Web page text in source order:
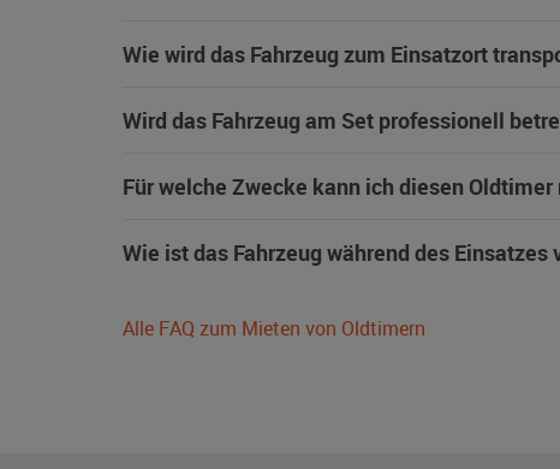
Wie wird das Fahrzeug zum Einsatzort
Wird das Fahrzeug am Set professionell
Für welche Zwecke kann ich diesen
Wie ist das Fahrzeug während des Einsatzes
Alle FAQ zum Mieten von Oldtimern